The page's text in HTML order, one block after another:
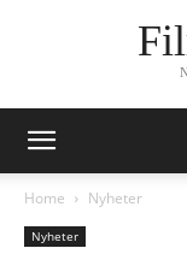
Home Nyheter
Nyheter